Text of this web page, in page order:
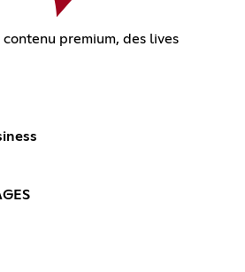
contenu premium, des lives